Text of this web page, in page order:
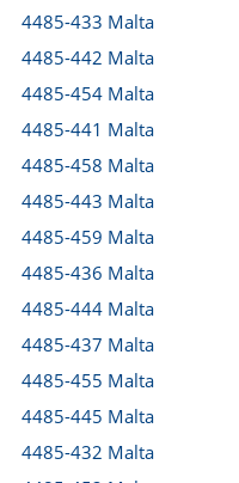
4485-433 Malta
4485-442 Malta
4485-454 Malta
4485-441 Malta
4485-458 Malta
4485-443 Malta
4485-459 Malta
4485-436 Malta
4485-444 Malta
4485-437 Malta
4485-455 Malta
4485-445 Malta
4485-432 Malta